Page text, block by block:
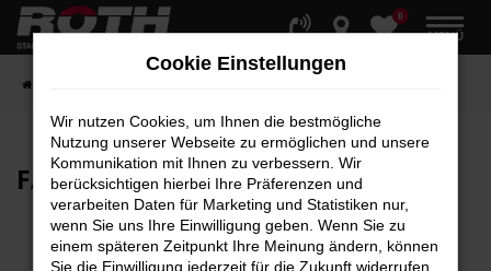
Zum
Hauptinhalt
0
MENÜ
FAHRZEUG-SHOWROOM
Cookie Einstellungen
Wir nutzen Cookies, um Ihnen die bestmögliche
Nutzung unserer Webseite zu ermöglichen und unsere
Kommunikation mit Ihnen zu verbessern. Wir
berücksichtigen hierbei Ihre Präferenzen und
verarbeiten Daten für Marketing und Statistiken nur,
wenn Sie uns Ihre Einwilligung geben. Wenn Sie zu
einem späteren Zeitpunkt Ihre Meinung ändern, können
Sie die Einwilligung jederzeit für die Zukunft widerrufen.